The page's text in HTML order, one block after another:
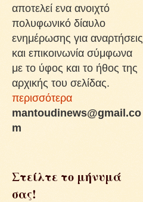
αποτελεί ενα ανοιχτό
πολυφωνικό δίαυλο
ενημέρωσης για αναρτήσεις
και επικοινωνία σύμφωνα
με το ύφος και το ήθος της
αρχικής του σελίδας.
περισσότερα
mantoudinews@gmail.co
m
Στείλτε το μήνυμά
σας!